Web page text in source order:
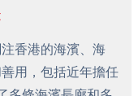
香港的海濱、海
用，包括近年擔任